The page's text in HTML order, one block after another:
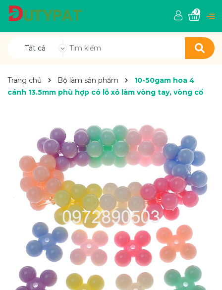
Tất cả
0
Trang chủ Bộ làm sản phẩm
10-50gam hoa 4
cánh 13.5mm phù hợp có lỗ xỏ làm vòng tay, vòng cổ